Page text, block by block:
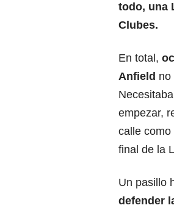
todo, una
Clubes.
En total,
Anfield no
empezar,
calle
final de la
Un pasillo
defender